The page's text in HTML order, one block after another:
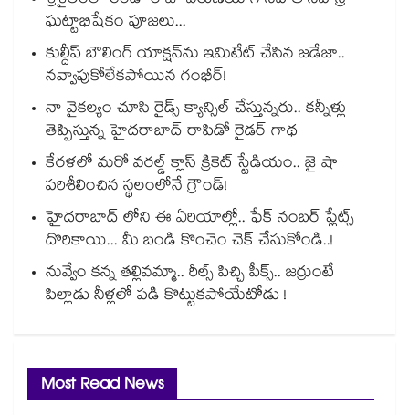
ఘట్టాభిషేకం పూజలు...
కుల్దీప్ బౌలింగ్ యాక్షన్‌ను ఇమిటేట్ చేసిన జడేజా..
నవ్వాపుకోలేకపోయిన గంభీర్!
నా వైకల్యం చూసి రైడ్స్ క్యాన్సిల్ చేస్తున్నరు.. కన్నీళ్లు
తెప్పిస్తున్న హైదరాబాద్ రాపిడో రైడర్ గాథ
కేరళలో మరో వరల్డ్ క్లాస్ క్రికెట్ స్టేడియం.. జై షా
పరిశీలించిన స్థలంలోనే గ్రౌండ్!
హైదరాబాద్ లోని ఈ ఏరియాల్లో.. ఫేక్ నంబర్ ప్లేట్స్
దొరికాయి... మీ బండి కొంచెం చెక్ చేసుకోండి..!
నువ్వేం కన్న తల్లివమ్మా.. రీల్స్ పిచ్చి పీక్స్.. జర్రుంటే
పిల్లాడు నీళ్లలో పడి కొట్టుకపోయేటోడు !
Most Read News